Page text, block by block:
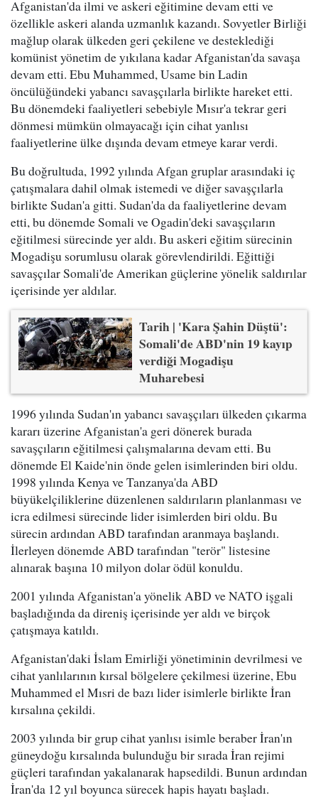
Afganistan'da ilmi ve askeri eğitimine devam etti ve
özellikle askeri alanda uzmanlık kazandı. Sovyetler Birliği
mağlup olarak ülkeden geri çekilene ve desteklediği
komünist yönetim de yıkılana kadar Afganistan'da savaşa
devam etti. Ebu Muhammed, Usame bin Ladin
öncülüğündeki yabancı savaşçılarla birlikte hareket etti.
Bu dönemdeki faaliyetleri sebebiyle Mısır'a tekrar geri
dönmesi mümkün olmayacağı için cihat yanlısı
faaliyetlerine ülke dışında devam etmeye karar verdi.
Bu doğrultuda, 1992 yılında Afgan gruplar arasındaki iç
çatışmalara dahil olmak istemedi ve diğer savaşçılarla
birlikte Sudan'a gitti. Sudan'da da faaliyetlerine devam
etti, bu dönemde Somali ve Ogadin'deki savaşçıların
eğitilmesi sürecinde yer aldı. Bu askeri eğitim sürecinin
Mogadişu sorumlusu olarak görevlendirildi. Eğittiği
savaşçılar Somali'de Amerikan güçlerine yönelik saldırılar
içerisinde yer aldılar.
Tarih | 'Kara Şahin Düştü':
Somali'de ABD'nin 19 kayıp
verdiği Mogadişu
Muharebesi
1996 yılında Sudan'ın yabancı savaşçıları ülkeden çıkarma
kararı üzerine Afganistan'a geri dönerek burada
savaşçıların eğitilmesi çalışmalarına devam etti. Bu
dönemde El Kaide'nin önde gelen isimlerinden biri oldu.
1998 yılında Kenya ve Tanzanya'da ABD
büyükelçiliklerine düzenlenen saldırıların planlanması ve
icra edilmesi sürecinde lider isimlerden biri oldu. Bu
sürecin ardından ABD tarafından aranmaya başlandı.
İlerleyen dönemde ABD tarafından "terör" listesine
alınarak başına 10 milyon dolar ödül konuldu.
2001 yılında Afganistan'a yönelik ABD ve NATO işgali
başladığında da direniş içerisinde yer aldı ve birçok
çatışmaya katıldı.
Afganistan'daki İslam Emirliği yönetiminin devrilmesi ve
cihat yanlılarının kırsal bölgelere çekilmesi üzerine, Ebu
Muhammed el Mısri de bazı lider isimlerle birlikte İran
kırsalına çekildi.
2003 yılında bir grup cihat yanlısı isimle beraber İran'ın
güneydoğu kırsalında bulunduğu bir sırada İran rejimi
güçleri tarafından yakalanarak hapsedildi. Bunun ardından
İran'da 12 yıl boyunca sürecek hapis hayatı başladı.